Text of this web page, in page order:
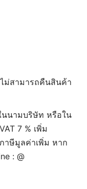
ไม่สามารถคืนสินค้า
นามบริษัท หรือใน
7 % เพิ่ม
าษีมูลค่าเพิ่ม หาก
: @